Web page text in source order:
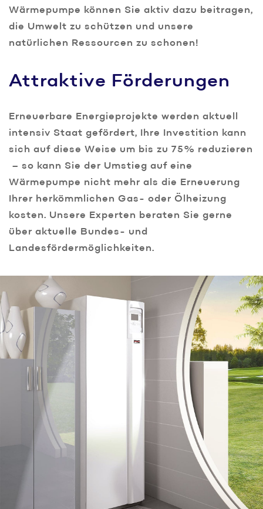
Wärmepumpe können Sie aktiv dazu beitragen,
die Umwelt zu schützen und unsere
natürlichen Ressourcen zu schonen!
Attraktive Förderungen
Erneuerbare Energieprojekte werden aktuell
intensiv Staat gefördert, Ihre Investition kann
sich auf diese Weise um bis zu 75% reduzieren
– so kann Sie der Umstieg auf eine
Wärmepumpe nicht mehr als die Erneuerung
Ihrer herkömmlichen Gas- oder Ölheizung
kosten. Unsere Experten beraten Sie gerne
über aktuelle Bundes- und
Landesfördermöglichkeiten.